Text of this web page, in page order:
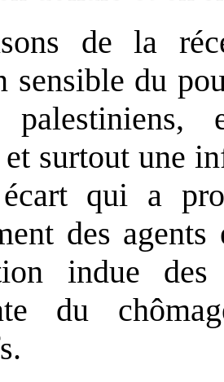
de la
sensible du
palestiniens,
surtout une
écart qui a
des
indue
du